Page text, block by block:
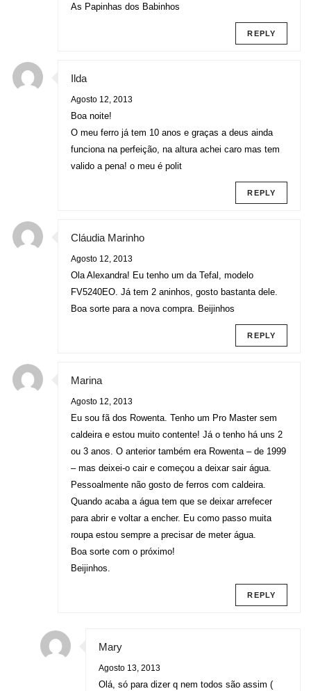
As Papinhas dos Babinhos
REPLY
Ilda
Agosto 12, 2013
Boa noite!
O meu ferro já tem 10 anos e graças a deus ainda
funciona na perfeição, na altura achei caro mas tem
valido a pena! o meu é polit
REPLY
Cláudia Marinho
Agosto 12, 2013
Ola Alexandra! Eu tenho um da Tefal, modelo
FV5240EO. Já tem 2 aninhos, gosto bastanta dele.
Boa sorte para a nova compra. Beijinhos
REPLY
Marina
Agosto 12, 2013
Eu sou fã dos Rowenta. Tenho um Pro Master sem
caldeira e estou muito contente! Já o tenho há uns 2
ou 3 anos. O anterior também era Rowenta – de 1999
– mas deixei-o cair e começou a deixar sair água.
Pessoalmente não gosto de ferros com caldeira.
Quando acaba a água tem que se deixar arrefecer
para abrir e voltar a encher. Eu como passo muita
roupa estou sempre a precisar de meter água.
Boa sorte com o próximo!
Beijinhos.
REPLY
Mary
Agosto 13, 2013
Olá, só para dizer q nem todos são assim (